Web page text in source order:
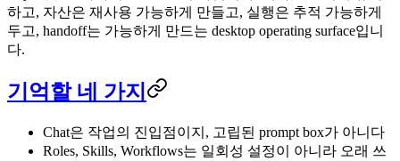
하고, 자산은 재사용 가능하게 만들고, 실행은 추적 가능하게
두고, handoff는 가능하게 만드는 desktop operating surface입니
다.
기억할 네 가지
Chat은 작업의 진입점이지, 고립된 prompt box가 아니다
Roles, Skills, Workflows는 일회성 설정이 아니라 오래 쓰